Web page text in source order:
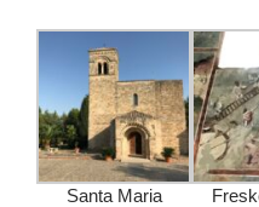
Santa Maria